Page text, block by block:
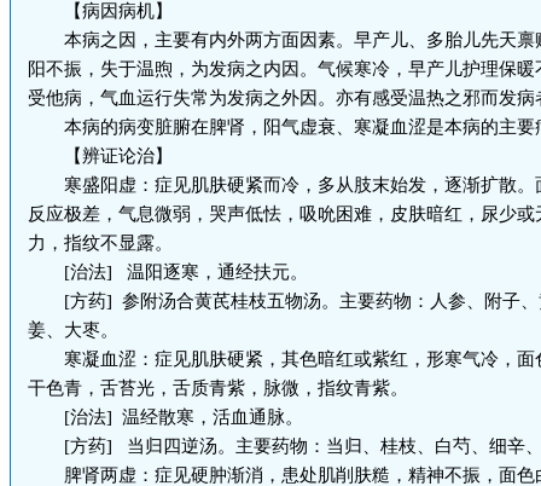
【病因病机】
本病之因，主要有内外两方面因素。早产儿、多胎儿先天禀
阳不振，失于温煦，为发病之内因。气候寒冷，早产儿护理保
受他病，气血运行失常为发病之外因。亦有感受温热之邪而发病
本病的病变脏腑在脾肾，阳气虚衰、寒凝血涩是本病的主要
【辨证论治】
寒盛阳虚：症见肌肤硬紧而冷，多从肢末始发，逐渐扩散。
反应极差，气息微弱，哭声低怯，吸吮困难，皮肤暗红，尿少
力，指纹不显露。
[治法] 温阳逐寒，通经扶元。
[方药] 参附汤合黄芪桂枝五物汤。主要药物：人参、附子、
姜、大枣。
寒凝血涩：症见肌肤硬紧，其色暗红或紫红，形寒气冷，面
干色青，舌苔光，舌质青紫，脉微，指纹青紫。
[治法] 温经散寒，活血通脉。
[方药] 当归四逆汤。主要药物：当归、桂枝、白芍、细辛
脾肾两虚：症见硬肿渐消，患处肌削肤糙，精神不振，面色